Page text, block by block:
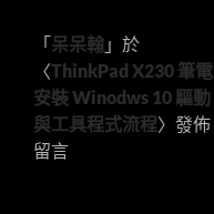
「呆呆翰 」於
〈ThinkPad X230 筆電
安裝 Winodws 10 驅動
與工具程式流程〉發佈
留言